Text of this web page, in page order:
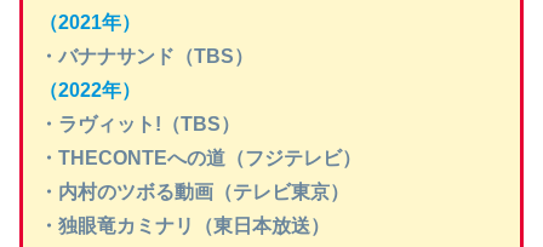
（2021年）
・バナナサンド（TBS）
（2022年）
・ラヴィット!（TBS）
・THECONTEへの道（フジテレビ）
・内村のツボる動画（テレビ東京）
・独眼竜カミナリ（東日本放送）